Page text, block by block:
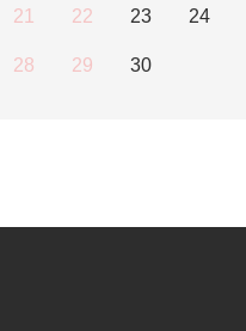
21 22 23 24
28 29 30